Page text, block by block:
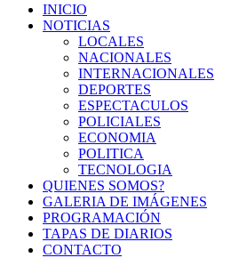
INICIO
NOTICIAS
LOCALES
NACIONALES
INTERNACIONALES
DEPORTES
ESPECTACULOS
POLICIALES
ECONOMIA
POLITICA
TECNOLOGIA
QUIENES SOMOS?
GALERIA DE IMÁGENES
PROGRAMACIÓN
TAPAS DE DIARIOS
CONTACTO